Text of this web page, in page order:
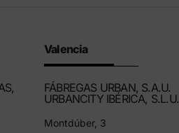
Valencia
FÁBREGAS URBAN, S.A.U.
URBANCITY IBÉRICA, S.L.U.
Montdúber, 3